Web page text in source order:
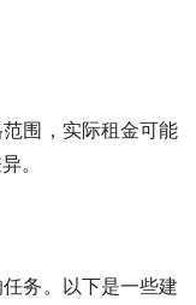
围，实际租金可能
。
务。以下是一些建